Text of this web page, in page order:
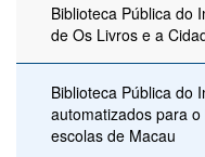
Biblioteca Pública do
de Os Livros e a
Biblioteca Pública do
automatizados para
escolas de Macau